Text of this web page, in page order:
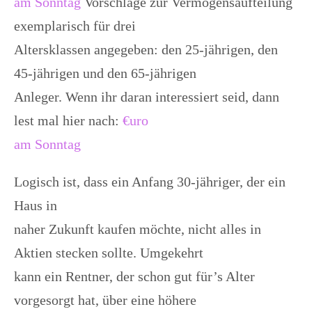
exemplarisch für drei
Altersklassen angegeben: den 25-jährigen, den
45-jährigen und den 65-jährigen
Anleger. Wenn ihr daran interessiert seid, dann
lest mal hier nach: €uro
am Sonntag
Logisch ist, dass ein Anfang 30-jähriger, der ein
Haus in
naher Zukunft kaufen möchte, nicht alles in
Aktien stecken sollte. Umgekehrt
kann ein Rentner, der schon gut für’s Alter
vorgesorgt hat, über eine höhere